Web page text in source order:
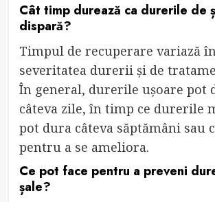
Cât timp durează ca durerile de
dispară?
Timpul de recuperare variază
severitatea durerii și de
În general, durerile ușoare pot
câteva zile, în timp ce durerile
pot dura câteva săptămâni sau
pentru a se ameliora.
Ce pot face pentru a preveni
șale?